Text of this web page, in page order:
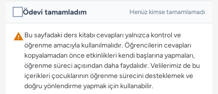
Ödevi tamamladım Henüz kimse tamamlamadı
Bu sayfadaki ders kitabı cevapları yalnızca kontrol ve
öğrenme amacıyla kullanılmalıdır. Öğrencilerin cevapları
kopyalamadan önce etkinlikleri kendi başlarına yapmaları,
öğrenme süreci açısından daha faydalıdır. Velilerimiz de bu
içerikleri çocuklarının öğrenme sürecini desteklemek ve
doğru yönlendirme yapmak için kullanabilir.